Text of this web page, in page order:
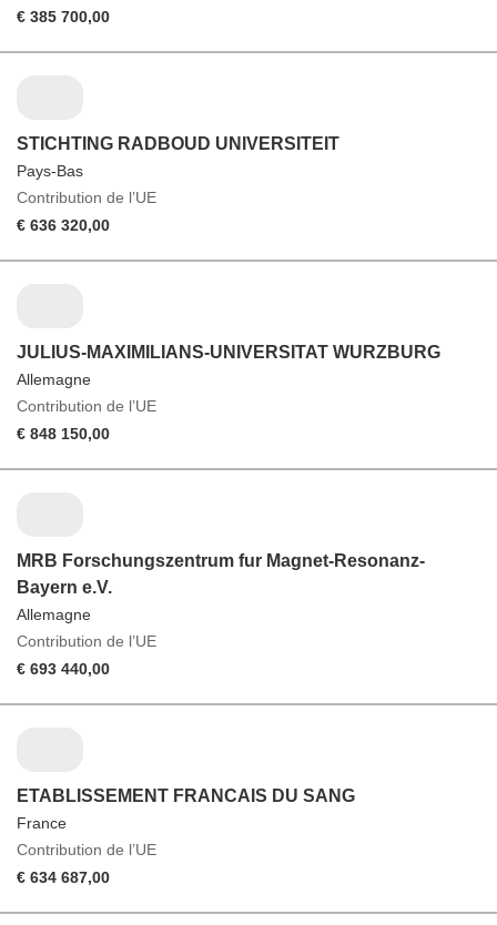
€ 385 700,00
STICHTING RADBOUD UNIVERSITEIT
Pays-Bas
Contribution de l’UE
€ 636 320,00
JULIUS-MAXIMILIANS-UNIVERSITAT WURZBURG
Allemagne
Contribution de l’UE
€ 848 150,00
MRB Forschungszentrum fur Magnet-Resonanz-
Bayern e.V.
Allemagne
Contribution de l’UE
€ 693 440,00
ETABLISSEMENT FRANCAIS DU SANG
France
Contribution de l’UE
€ 634 687,00